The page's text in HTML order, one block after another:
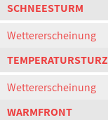
SCHNEESTURM
Wettererscheinung
TEMPERATURSTURZ
Wettererscheinung
WARMFRONT